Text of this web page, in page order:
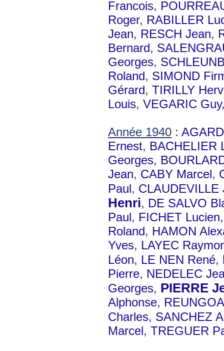
Francois,
Roger, RABILLER
Jean, RESCH Jean,
Bernard,
Georges,
Roland, SIMOND
Gérard, TIRILLY
Louis, VEGARIC Guy
Année 1940 :
Ernest, BACHELIER
Georges,
Jean, CABY Marcel,
Paul, CLAUDEVILLE
Henri, DE SALVO
Paul, FICHET Lucien
Roland, HAMON
Yves, LAYEC
Léon, LE NEN René,
Pierre, NEDELEC
Georges, PIERRE
Alphonse,
Charles, SANCHEZ
Marcel, TREGUER